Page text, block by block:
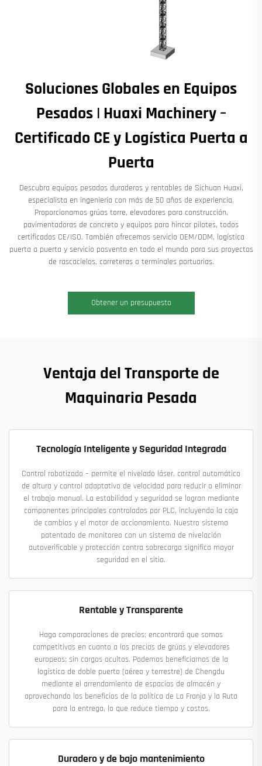
Soluciones Globales en Equipos
Pesados | Huaxi Machinery –
Certificado CE y Logística Puerta a
Puerta
Descubra equipos pesados duraderos y rentables de Sichuan Huaxi,
especialista en ingeniería con más de 50 años de experiencia.
Proporcionamos grúas torre, elevadores para construcción,
pavimentadoras de concreto y equipos para hincar pilotes, todos
certificados CE/ISO. También ofrecemos servicio OEM/ODM, logística
puerta a puerta y servicio posventa en todo el mundo para sus proyectos
de rascacielos, carreteras o terminales portuarias.
Obtener un presupuesto
Ventaja del Transporte de
Maquinaria Pesada
Tecnología Inteligente y Seguridad Integrada
Control robotizado – permite el nivelado láser, control automático
de altura y control adaptativo de velocidad para reducir o eliminar
el trabajo manual. La estabilidad y seguridad se logran mediante
componentes principales controlados por PLC, incluyendo la caja
de cambios y el motor de accionamiento. Nuestro sistema
patentado de monitoreo con un sistema de nivelación
autoverificable y protección contra sobrecarga significa mayor
seguridad en el sitio.
Rentable y Transparente
Haga comparaciones de precios; encontrará que somos
competitivos en cuanto a los precios de grúas y elevadores
europeos; sin cargos ocultos. Podemos beneficiarnos de la
logística de doble puerto (aéreo y terrestre) de Chengdu
mediante el arrendamiento de espacios de almacén y
aprovechando los beneficios de la política de La Franja y la Ruta
para la entrega, lo que reduce tiempo y costos.
Duradero y de bajo mantenimiento